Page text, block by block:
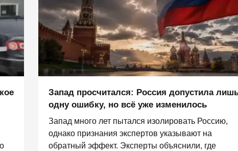
Запад просчитался: Россия допустила
одну ошибку, но всё уже изменилось
Запад много лет пытался изолировать Россию,
однако признания экспертов указывают на
обратный эффект. Эксперты объяснили, где